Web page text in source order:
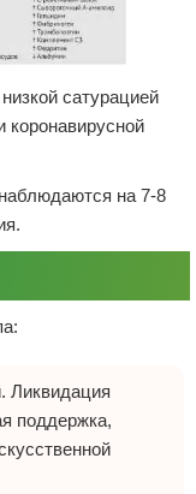
сатурацией
коронавирусной
на 7-8
Ликвидация
поддержка,